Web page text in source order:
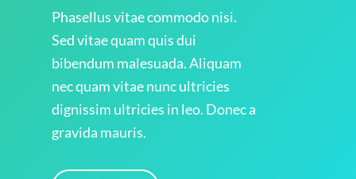
Phasellus vitae commodo nisi.
Sed vitae quam quis dui
bibendum malesuada. Aliquam
nec quam vitae nunc ultricies
dignissim ultricies in leo. Donec a
gravida mauris.